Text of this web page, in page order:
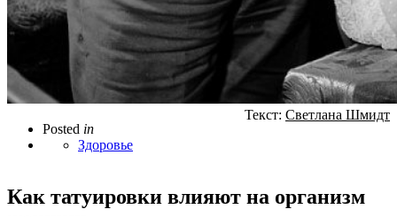
Posted in
Здоровье
Текст: Светлана Шмидт
Как татуировки влияют на организм